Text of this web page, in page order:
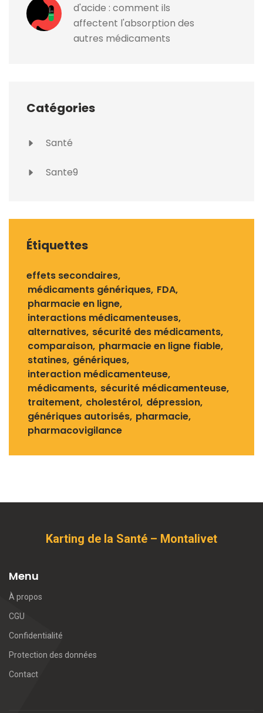
d'acide : comment ils
affectent l'absorption des
autres médicaments
Catégories
Santé
Sante9
Étiquettes
effets secondaires
médicaments génériques FDA
pharmacie en ligne
interactions médicamenteuses
alternatives sécurité des médicaments
comparaison pharmacie en ligne fiable
statines génériques
interaction médicamenteuse
médicaments sécurité médicamenteuse
traitement cholestérol dépression
génériques autorisés pharmacie
pharmacovigilance
Karting de la Santé – Montalivet
Menu
À propos
CGU
Confidentialité
Protection des données
Contact